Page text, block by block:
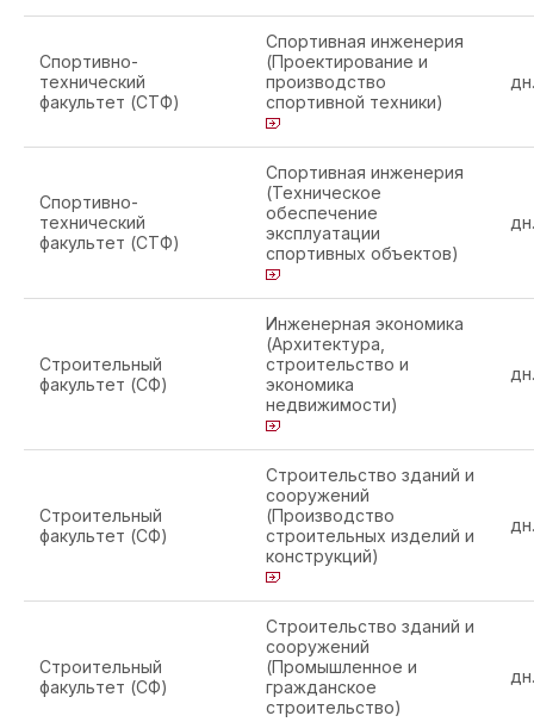
Спортивно-
технический
факультет (СТФ)
Спортивная инженерия
(Проектирование и
производство
спортивной техники)
дн.
Спортивно-
технический
факультет (СТФ)
Спортивная инженерия
(Техническое
обеспечение
эксплуатации
спортивных объектов)
дн.
Строительный
факультет (СФ)
Инженерная экономика
(Архитектура,
строительство и
экономика
недвижимости)
дн.
Строительный
факультет (СФ)
Строительство зданий и
сооружений
(Производство
строительных изделий и
конструкций)
дн.
Строительный
факультет (СФ)
Строительство зданий и
сооружений
(Промышленное и
гражданское
строительство)
дн.